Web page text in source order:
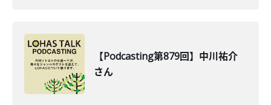
【Podcasting第879回】中川祐介
さん